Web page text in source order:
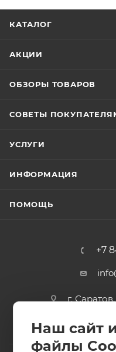
КАТАЛОГ
АКЦИИ
ОБЗОРЫ ТОВАРОВ
СОВЕТЫ
УСЛУГИ
ИНФОРМАЦИЯ
ПОМОЩЬ
+7
г.
Наш сайт
файлы